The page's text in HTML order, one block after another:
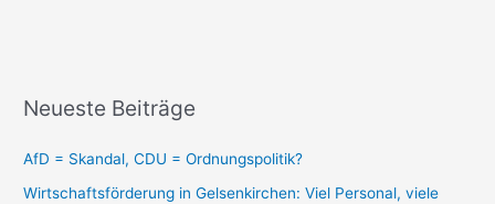
Neueste Beiträge
AfD = Skandal, CDU = Ordnungspolitik?
Wirtschaftsförderung in Gelsenkirchen: Viel Personal, viele